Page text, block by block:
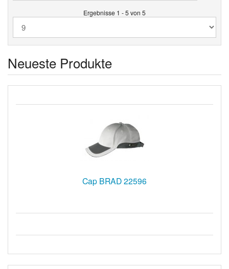
Ergebnisse 1 - 5 von 5
Neueste Produkte
Cap BRAD 22596